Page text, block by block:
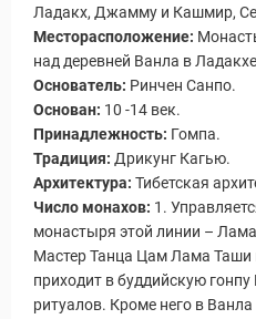
Ладакх, Джамму и Кашмир,
Месторасположение:
над деревней Ванла в
Основатель: Ринчен Санпо.
Основан: 10 -14 век.
Принадлежность: Гомпа.
Традиция: Дрикунг Кагью.
Архитектура: Тибетская
Число монахов: 1.
монастыря этой линии –
Мастер Танца Цам Лама
приходит в буддийскую
ритуалов. Кроме него в